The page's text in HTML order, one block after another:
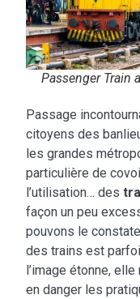
Passenger Train
Passage
citoyens des
les grandes
particulière de
l’utilisation… des
façon un peu
pouvons le
des trains est
l’image étonne,
en danger les